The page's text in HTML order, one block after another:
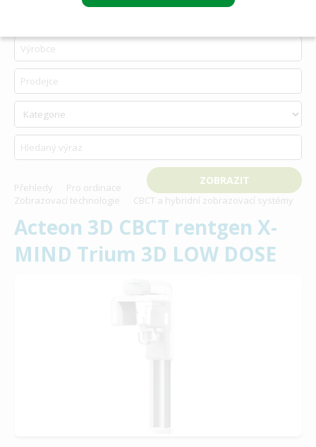
vybrané produkty.
Přehledy
Pro ordinace
Zobrazovací technologie
CBCT a hybridní zobrazovací systémy
Acteon 3D CBCT rentgen X-
MIND Trium 3D LOW DOSE